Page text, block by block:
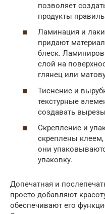
позволяет
продукты
Ламинация и
придают
блеск.
слой на
глянец или
Тиснение и
текстурные
создавать
Скрепление и
скреплены
они
упаковку.
Допечатная и
просто добавляют
обеспечивают его